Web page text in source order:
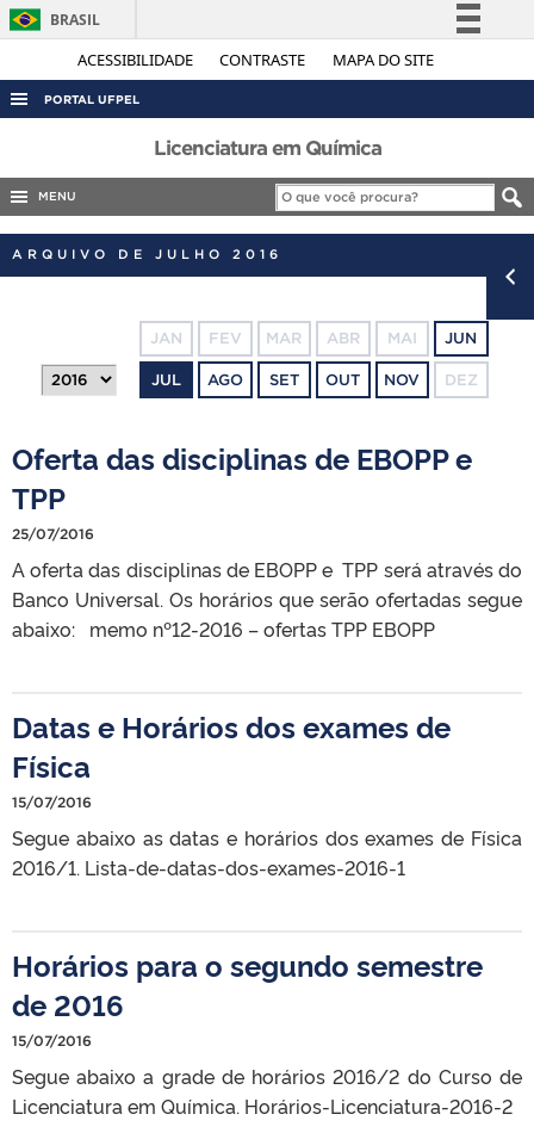
ACESSIBILIDADE CONTRASTE MAPA DO SITE
BRASIL
Simplifique!
Legislação
Canais
PORTAL UFPEL
ACESSO À INFORMAÇÃO
AUDITORIA
CONCURSOS
OUVIDORIA
TELEFONES
Licenciatura em Química
MENU
ARQUIVO DE JULHO 2016
JAN FEV MAR ABR MAI JUN
JUL AGO SET OUT NOV DEZ
Oferta das disciplinas de EBOPP e
TPP
25/07/2016
A oferta das disciplinas de EBOPP e TPP será através do
Banco Universal. Os horários que serão ofertadas segue
abaixo: memo nº12-2016 – ofertas TPP EBOPP
Datas e Horários dos exames de
Física
15/07/2016
Segue abaixo as datas e horários dos exames de Física
2016/1. Lista-de-datas-dos-exames-2016-1
Horários para o segundo semestre
de 2016
15/07/2016
Segue abaixo a grade de horários 2016/2 do Curso de
Licenciatura em Química. Horários-Licenciatura-2016-2